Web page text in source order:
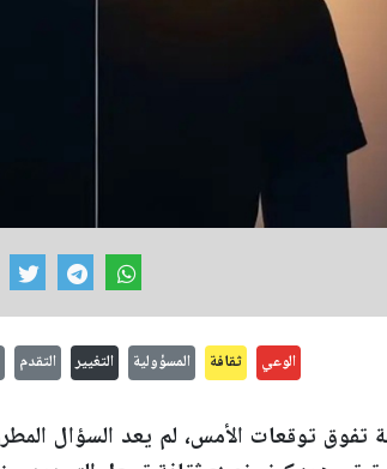
الوعي ثقافة المسؤولية التغيير التقدم
تفوق توقعات الأمس، لم يعد السؤال